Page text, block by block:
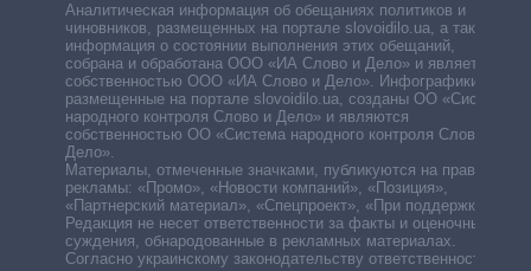
Аналитическая информация об обещаниях политиков и
чиновников, размещенных на портале slovoidilo.ua, а также
информация о состоянии выполнения этих обещаний,
собрана и обработана ООО «ИА Слово и Дело» и является
собственностью ООО «ИА Слово и Дело». Инфографики,
размещенные на портале slovoidilo.ua, созданы ОО «Система
народного контроля Слово и Дело» и являются
собственностью ОО «Система народного контроля Слово и
Дело».
Материалы, отмеченные значками, публикуются на правах
рекламы: «Промо», «Новости компаний», «Позиция»,
«Партнерский материал», «Спецпроект», «При поддержке».
Редакция не несет ответственности за факты и оценочные
суждения, обнародованные в рекламных материалах.
Согласно украинскому законодательству ответственность за